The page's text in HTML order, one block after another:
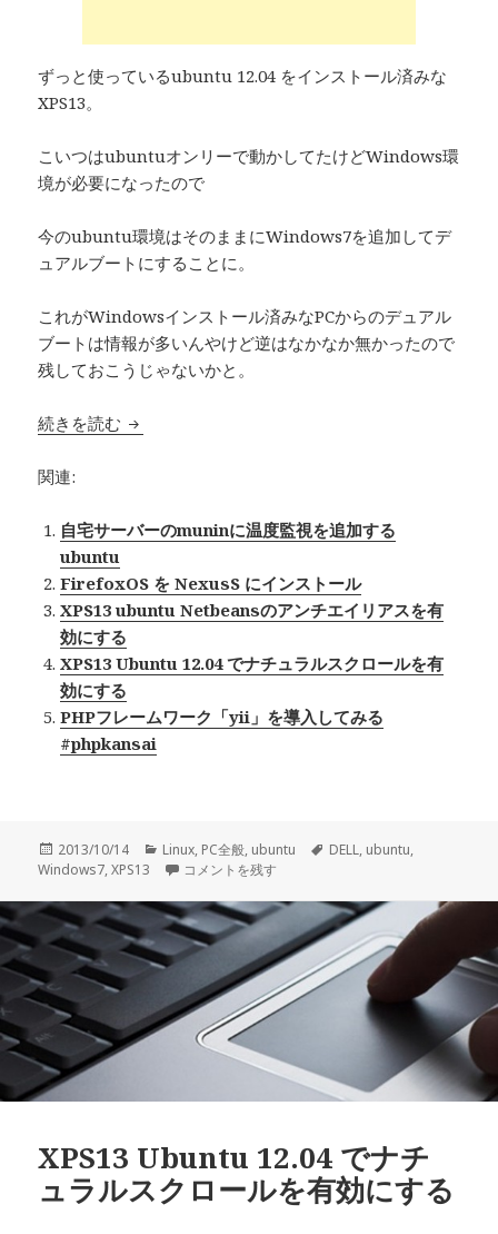
ずっと使っているubuntu 12.04 をインストール済みな
XPS13。
こいつはubuntuオンリーで動かしてたけどWindows環
境が必要になったので
今のubuntu環境はそのままにWindows7を追加してデ
ュアルブートにすることに。
これがWindowsインストール済みなPCからのデュアル
ブートは情報が多いんやけど逆はなかなか無かったので
残しておこうじゃないかと。
続きを読む ubuntu12.04をインストール済みのPCに
関連:
自宅サーバーのmuninに温度監視を追加する
ubuntu
FirefoxOS を NexusS にインストール
XPS13 ubuntu Netbeansのアンチエイリアスを有
効にする
XPS13 Ubuntu 12.04 でナチュラルスクロールを有
効にする
PHPフレームワーク「yii」を導入してみる
#phpkansai
投
稿
2013/10/14
カ
テ
リ
ー
Linux, PC全般, ubuntu
タ
DELL, ubuntu,
Windows7,XPS13 ubuntu12.04をインストール済みのPCにWindows7
コメントを残す
XPS13 Ubuntu 12.04 でナチ
ュラルスクロールを有効にする